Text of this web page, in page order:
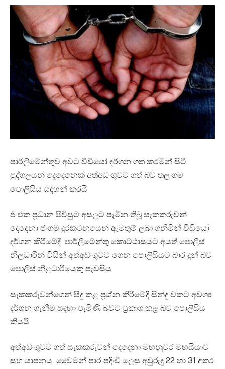
පාර්ලිමේන්තුව අවට වීඩියෝ දර්ශන ගත කරමින් සිටි
පුද්ගලයන් දෙදෙනෙක් අත්අඩංගුවට ගත් බව තලංගම
පොලිසිය සඳහන් කරයි
ජි එක ප්‍රධාන පිවිසුම අසලට පැමින තිබූ සැකකරුවන්
දෙදෙනා ජංගම දුරකථනයෙන් ඇමතුම් ලබා ගනිමින් වීඩියෝ
දර්ශන කිරීමේදී පාර්ලිමේන්තු කොට්ඨාසයට අයත් පොලිස්
නිලධාරීන් විසින් අත්අඩංගුවට ගෙන පොලිසියට බාර දුන් බව
පොලිස් නිළධාරියෙකු පැවසීය
සැකකරුවන්ගෙන් සිදු කළ ප්‍රශ්න කිරීමේදී සින්දු වකට අවශ්‍ය
දර්ශන ගැනීම සඳහා පැමිණි බවට ප්‍රකාශ කළ බව පොලිසිය
කියයි
අත්අඩංගුවට ගත් සැකකරුවන් දෙදෙනා මහනුවර මහයියාව
සහ යාපනය වෛමන් පාර පදිංචි ලෙස අවුරුදු 22 හා 31 අතර